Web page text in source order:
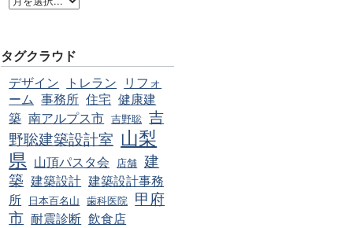
タグクラウド
デザイン トレラン リフォ
ーム 事務所 住宅 健康建
築 南アルプス市 吉野聡 吉
野聡建築設計室 山梨
県 山頂パスタ会 店舗 建
築 建築設計 建築設計事務
所
日本百名山 歯科医院 甲府
市 耐震診断 飲食店